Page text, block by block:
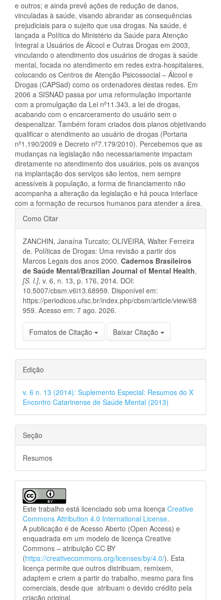
e outros; e ainda prevê ações de redução de danos,
vinculadas à saúde, visando abrandar as consequências
prejudiciais para o sujeito que usa drogas. Na saúde, é
lançada a Política do Ministério da Saúde para Atenção
Integral a Usuários de Álcool e Outras Drogas em 2003,
vinculando o atendimento dos usuários de drogas à saúde
mental, focada no atendimento em redes extra-hospitalares,
colocando os Centros de Atenção Psicossocial – Álcool e
Drogas (CAPSad) como os ordenadores destas redes. Em
2006 a SISNAD passa por uma reformulação importante
com a promulgação da Lei nº11.343, a lei de drogas,
acabando com o encarceramento do usuário sem o
despenalizar. Também foram criados dois planos objetivando
qualificar o atendimento ao usuário de drogas (Portaria
nº1.190/2009 e Decreto nº7.179/2010). Percebemos que as
mudanças na legislação não necessariamente impactam
diretamente no atendimento dos usuários, pois os avanços
na implantação dos serviços são lentos, nem sempre
acessíveis à população, a forma de financiamento não
acompanha a alteração da legislação e há pouca interface
com a formação de recursos humanos para atender a área.
Detalhes
do
artigo
Como Citar
ZANCHIN, Janaína Turcato; OLIVEIRA, Walter Ferreira
de. Políticas de Drogas: Uma revisão a partir dos
Marcos Legais dos anos 2000. Cadernos Brasileiros
de Saúde Mental/Brazilian Journal of Mental Health,
[S. l.], v. 6, n. 13, p. 176, 2014. DOI:
10.5007/cbsm.v6i13.68959. Disponível em:
https://periodicos.ufsc.br/index.php/cbsm/article/view/68
959. Acesso em: 7 ago. 2026.
Fomatos de Citação Baixar Citação
Edição
v. 6 n. 13 (2014): Suplemento Especial: Resumos do X
Encontro Catarinense de Saúde Mental (2013)
Seção
Resumos
Este trabalho está licenciado sob uma licença Creative
Commons Attribution 4.0 International License.
A publicação é de Acesso Aberto (Open Access) e
enquadrada em um modelo de licença Creative
Commons – atribuição CC BY
(https://creativecommons.org/licenses/by/4.0/). Esta
licença permite que outros distribuam, remixem,
adaptem e criem a partir do trabalho, mesmo para fins
comerciais, desde que atribuam o devido crédito pela
criação original.